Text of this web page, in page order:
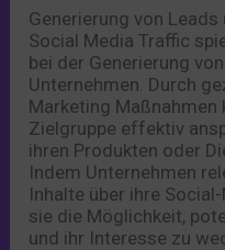
Generierung von Leads
Social Media Traffic
bei der Generierung
Unternehmen. Durch
Marketing Maßnahmen
Zielgruppe effektiv
ihren Produkten oder
Indem Unternehmen
Inhalte über ihre
sie die Möglichkeit,
und ihr Interesse zu